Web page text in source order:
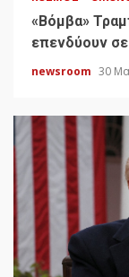
«Bόμβα»
επενδύουν
newsroom 30